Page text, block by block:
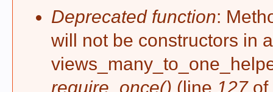
Deprecated function:
will not be constructors in
require_once() (line 127of